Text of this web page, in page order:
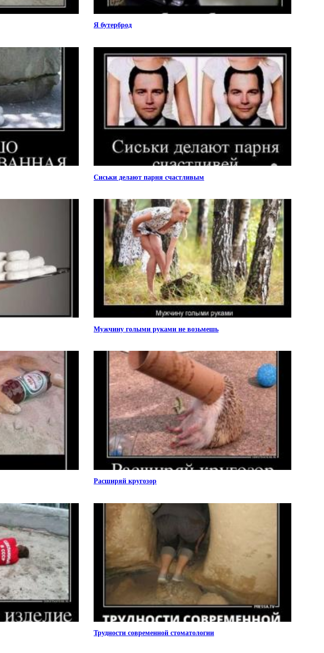
Я бутерброд
Сиськи делают парня счастливым
Мужчину голыми руками не возьмешь
Расширяй кругозор
Трудности современной стоматологии